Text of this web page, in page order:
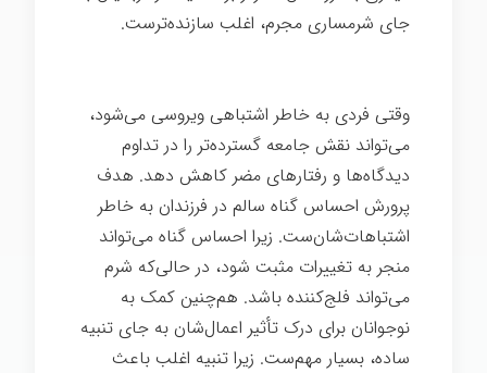
جای شرمساری مجرم، اغلب سازنده‌ترست.
وقتی فردی به خاطر اشتباهی ویروسی می‌شود،
می‌تواند نقش جامعه گسترده‌تر را در تداوم
دیدگاه‌ها و رفتارهای مضر کاهش دهد. هدف
پرورش احساس گناه سالم در فرزندان به خاطر
اشتباهات‌شان‌ست. زیرا احساس گناه می‌تواند
منجر به تغییرات مثبت شود، در حالی‌که شرم
می‌تواند فلج‌کننده باشد. هم‌چنین کمک به
نوجوانان برای درک تأثیر اعمال‌شان به جای تنبیه
ساده، بسیار مهم‌ست. زیرا تنبیه اغلب باعث